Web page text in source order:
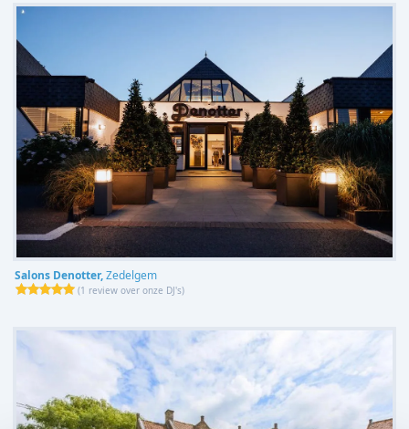
Salons Denotter,Zedelgem
(1 review over onze DJ's)